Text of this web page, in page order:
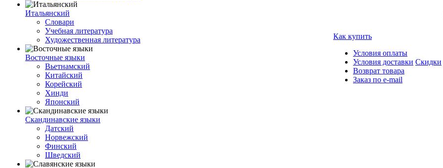
Итальянский
Словари
Учебная литература
Художественная литература
Восточные языки
Вьетнамский
Китайский
Корейский
Хинди
Японский
Скандинавские языки
Датский
Норвежский
Финский
Шведский
Как купить
Условия оплаты
Условия доставки
Возврат товара
Заказ по e-mail
Скидки